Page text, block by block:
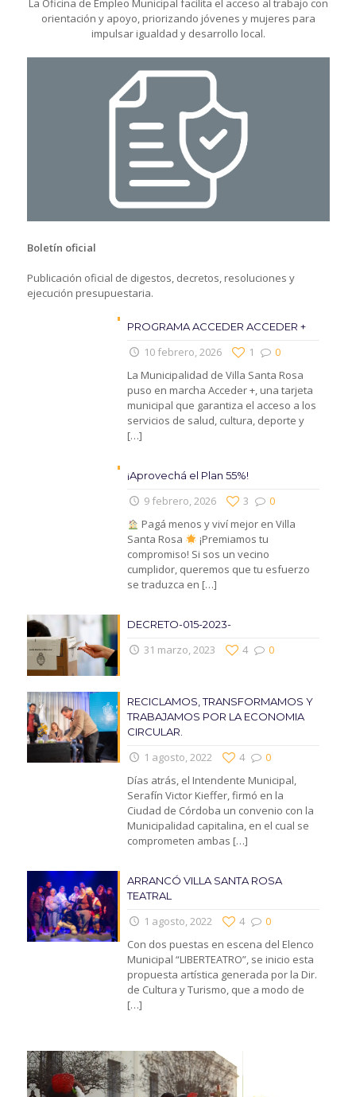
orientación y apoyo, priorizando jóvenes y mujeres para
impulsar igualdad y desarrollo local.
Boletín oficial
Publicación oficial de digestos, decretos, resoluciones y
ejecución presupuestaria.
PROGRAMA ACCEDER ACCEDER +
10 febrero, 2026 0
1
La Municipalidad de Villa Santa Rosa
puso en marcha Acceder +, una tarjeta
municipal que garantiza el acceso a los
servicios de salud, cultura, deporte y
[…]
¡Aprovechá el Plan 55%!
9 febrero, 2026 0
3
Pagá menos y viví mejor en Villa
Santa Rosa
¡Premiamos tu
compromiso! Si sos un vecino
cumplidor, queremos que tu esfuerzo
se traduzca en […]
DECRETO-015-2023-
31 marzo, 2023 0
4
RECICLAMOS, TRANSFORMAMOS Y
TRABAJAMOS POR LA ECONOMIA
CIRCULAR.
1 agosto, 2022 0
4
Días atrás, el Intendente Municipal,
Serafín Victor Kieffer, firmó en la
Ciudad de Córdoba un convenio con la
Municipalidad capitalina, en el cual se
comprometen ambas […]
ARRANCÓ VILLA SANTA ROSA
TEATRAL
1 agosto, 2022 0
4
Con dos puestas en escena del Elenco
Municipal “LIBERTEATRO”, se inicio esta
propuesta artística generada por la Dir.
de Cultura y Turismo, que a modo de
[…]